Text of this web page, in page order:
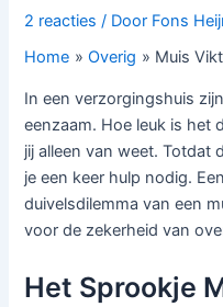
2 reacties / Door Fons
Home
Overig Muis
In een verzorgingshuis
eenzaam. Hoe leuk is het
jij alleen van weet. Totdat
je een keer hulp nodig.
duivelsdilemma van een
voor de zekerheid van
Het Sprookje